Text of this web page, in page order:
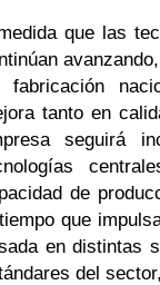
que las
fabricación
tanto en
seguirá
de
que
en distintas
del